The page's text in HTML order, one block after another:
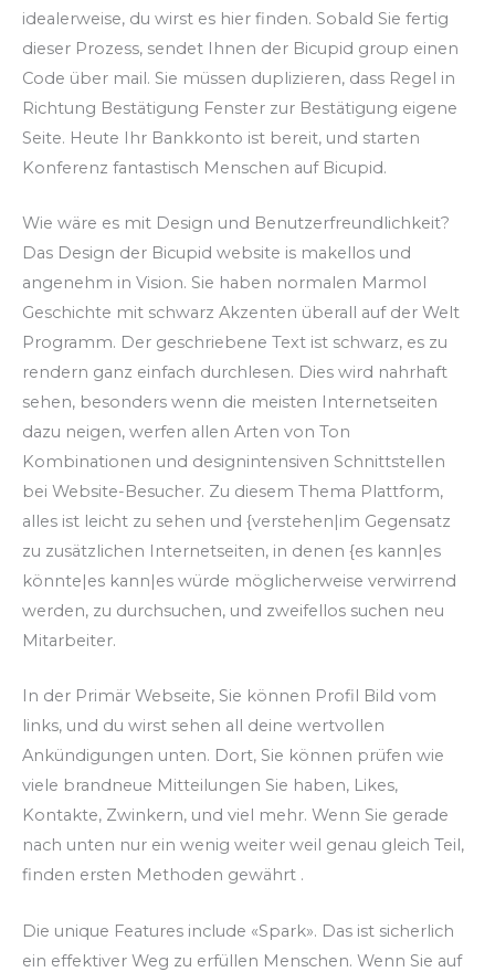
idealerweise, du wirst es hier finden. Sobald Sie fertig
dieser Prozess, sendet Ihnen der Bicupid group einen
Code über mail. Sie müssen duplizieren, dass Regel in
Richtung Bestätigung Fenster zur Bestätigung eigene
Seite. Heute Ihr Bankkonto ist bereit, und starten
Konferenz fantastisch Menschen auf Bicupid.
Wie wäre es mit Design und Benutzerfreundlichkeit?
Das Design der Bicupid website is makellos und
angenehm in Vision. Sie haben normalen Marmol
Geschichte mit schwarz Akzenten überall auf der Welt
Programm. Der geschriebene Text ist schwarz, es zu
rendern ganz einfach durchlesen. Dies wird nahrhaft
sehen, besonders wenn die meisten Internetseiten
dazu neigen, werfen allen Arten von Ton
Kombinationen und designintensiven Schnittstellen
bei Website-Besucher. Zu diesem Thema Plattform,
alles ist leicht zu sehen und {verstehen|im Gegensatz
zu zusätzlichen Internetseiten, in denen {es kann|es
könnte|es kann|es würde möglicherweise verwirrend
werden, zu durchsuchen, und zweifellos suchen neu
Mitarbeiter.
In der Primär Webseite, Sie können Profil Bild vom
links, und du wirst sehen all deine wertvollen
Ankündigungen unten. Dort, Sie können prüfen wie
viele brandneue Mitteilungen Sie haben, Likes,
Kontakte, Zwinkern, und viel mehr. Wenn Sie gerade
nach unten nur ein wenig weiter weil genau gleich Teil,
finden ersten Methoden gewährt .
Die unique Features include «Spark». Das ist sicherlich
ein effektiver Weg zu erfüllen Menschen. Wenn Sie auf